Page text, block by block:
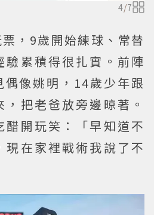
4/7
，9歲開始練球、常替
驗累積得很扎實。前陣
像姚明，14歲少年跟
把老爸放旁邊晾著。
醋開玩笑：「早知道不
現在家裡戰術我說了不